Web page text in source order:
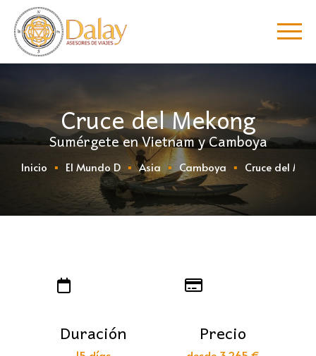
Cruce del Mekong
Sumérgete en Vietnam y Camboya
Inicio El Mundo D Asia Camboya Cruce del
Duración Precio